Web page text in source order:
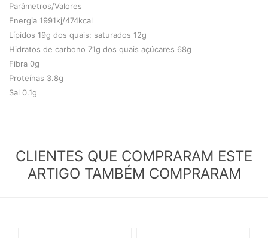
Parâmetros/Valores
Energia 1991kj/474kcal
Lípidos 19g dos quais: saturados 12g
Hidratos de carbono 71g dos quais açúcares 68g
Fibra 0g
Proteínas 3.8g
Sal 0.1g
CLIENTES QUE COMPRARAM ESTE
ARTIGO TAMBÉM COMPRARAM